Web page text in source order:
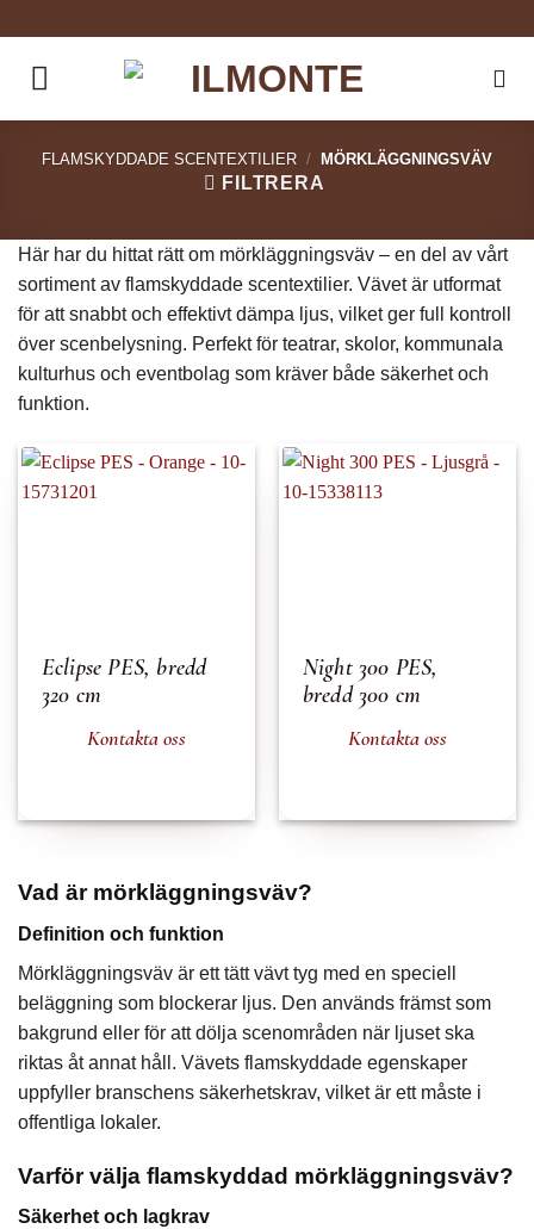
to
content
FLAMSKYDDADE SCENTEXTILIER / MÖRKLÄGGNINGSVÄV
FILTRERA
Här har du hittat rätt om mörkläggningsväv – en del av vårt
sortiment av flamskyddade scentextilier. Vävet är utformat
för att snabbt och effektivt dämpa ljus, vilket ger full kontroll
över scenbelysning. Perfekt för teatrar, skolor, kommunala
kulturhus och eventbolag som kräver både säkerhet och
funktion.
Eclipse PES, bredd
320 cm
Kontakta oss
Night 300 PES,
bredd 300 cm
Kontakta oss
Vad är mörkläggningsväv?
Definition och funktion
Mörkläggningsväv är ett tätt vävt tyg med en speciell
beläggning som blockerar ljus. Den används främst som
bakgrund eller för att dölja scenområden när ljuset ska
riktas åt annat håll. Vävets flamskyddade egenskaper
uppfyller branschens säkerhetskrav, vilket är ett måste i
offentliga lokaler.
Varför välja flamskyddad mörkläggningsväv?
Säkerhet och lagkrav